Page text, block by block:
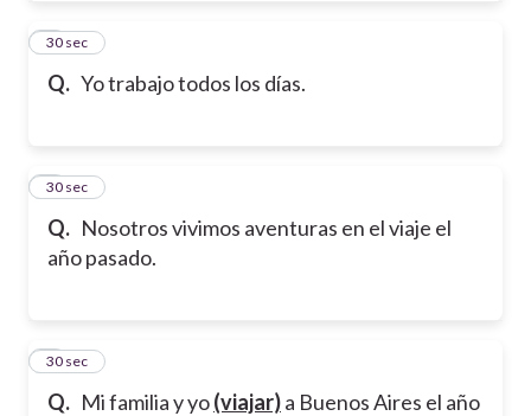
Q. Yo trabajo todos los días.
4
30 sec
Q. Nosotros vivimos aventuras en el viaje el
año pasado.
5
30 sec
Q. Mi familia y yo(viajar)a Buenos Aires el año
6
30 sec